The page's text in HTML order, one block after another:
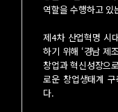
역할을 수행하고 있
제4차 산업혁명 시
하기 위해 ‘경남 제
창업과 혁신성장으
로운 창업생태계
다.